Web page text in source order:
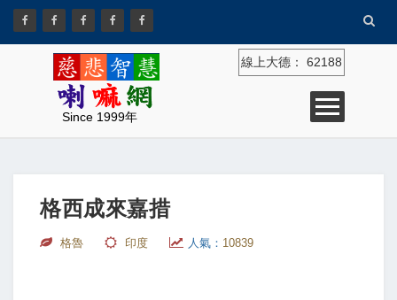
Since 1999年
線上大德： 62188
格西成來嘉措
格魯 印度 人氣： 10839